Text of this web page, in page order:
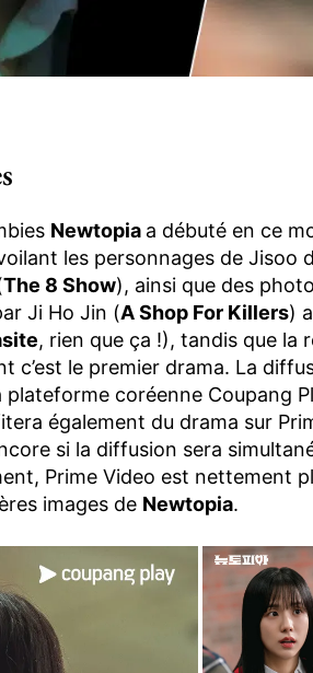
Newtopia a débuté en ce
les personnages de Jisoo
The 8 Show), ainsi que des
Ji Ho Jin (A Shop For Killers)
, rien que ça !), tandis que la
c’est le premier drama. La
coréenne Coupang
également du drama sur
si la diffusion sera
Prime Video est nettement
images de Newtopia.